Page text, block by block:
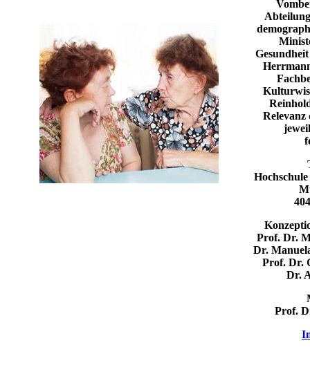
Relevanz
Prof. Dr.
Dr.
Prof. Dr.
Dr.
Prof.